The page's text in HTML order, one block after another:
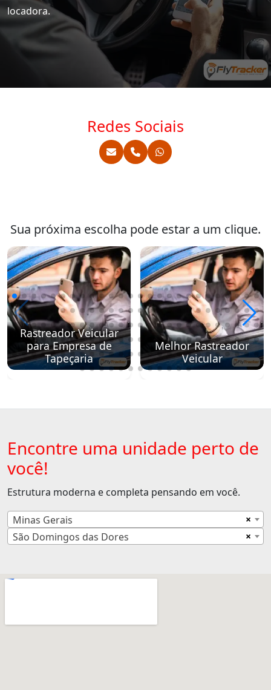
locadora.
Redes Sociais
Sua próxima escolha pode estar a um clique.
Rastreador Veicular
para Empresa de
Tapeçaria
Melhor Rastreador
Veicular
Encontre uma unidade perto de
você!
Estrutura moderna e completa pensando em você.
×
Minas Gerais
×
São Domingos das Dores